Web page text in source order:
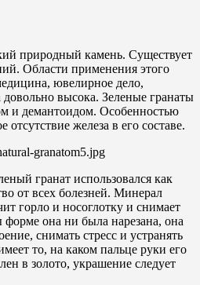
природный камень. Существует
Области применения этого
ювелирное дело,
высока. Зеленые гранаты
и демантоидом. Особенностью
отсутствие железа в его составе.
гранат использовался как
от всех болезней. Минерал
горло и носоглотку и снимает
она ни была нарезана, она
снимать стресс и устранять
то, на каком пальце руки его
в золото, украшение следует